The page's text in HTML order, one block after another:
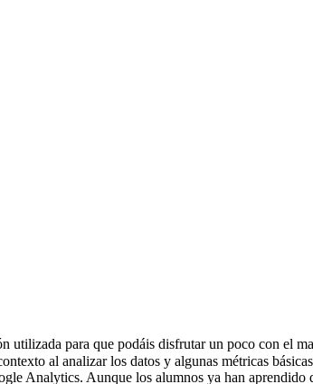
para que podáis disfrutar un poco con el
al analizar los datos y algunas métricas
Analytics. Aunque los alumnos ya han